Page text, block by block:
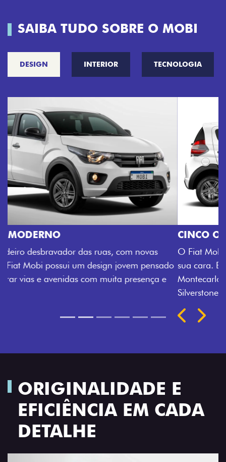
SAIBA TUDO SOBRE O MOBI
DESIGN INTERIOR TECNOLOGIA
CINCO OPÇÕES DE CORES
O Fiat Mobi tem sempre uma opção de cor que é a
sua cara. Escolha entre o Preto Vulcano, Vermelho
Montecarlo, Branco Banchisa, Prata Bari e Cinza
Rodas de liga leve
ORIGINALIDADE E
EFICIÊNCIA EM CADA
DETALHE